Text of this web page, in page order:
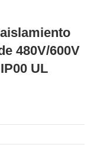
480V/600V
UL